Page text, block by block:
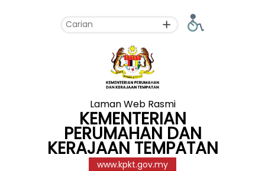
Laman Web Rasmi
KEMENTERIAN
PERUMAHAN DAN
KERAJAAN TEMPATAN
www.kpkt.gov.my